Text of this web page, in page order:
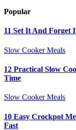
Popular
11 Set It And Forget
Slow Cooker Meals
12 Practical Slow
Time
Slow Cooker Meals
10 Easy Crockpot
Fast